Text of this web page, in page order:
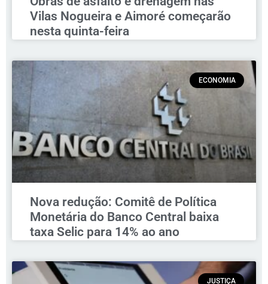
Vilas Nogueira e Aimoré começarão
nesta quinta-feira
ECONOMIA
Nova redução: Comitê de Política
Monetária do Banco Central baixa
taxa Selic para 14% ao ano
JUSTIÇA